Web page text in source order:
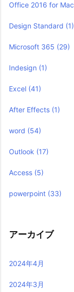
Office 2016 for Mac
Design Standard (1)
Microsoft 365 (29)
Indesign (1)
Excel (41)
After Effects (1)
word (54)
Outlook (17)
Access (5)
powerpoint (33)
アーカイブ
2024年4月
2024年3月